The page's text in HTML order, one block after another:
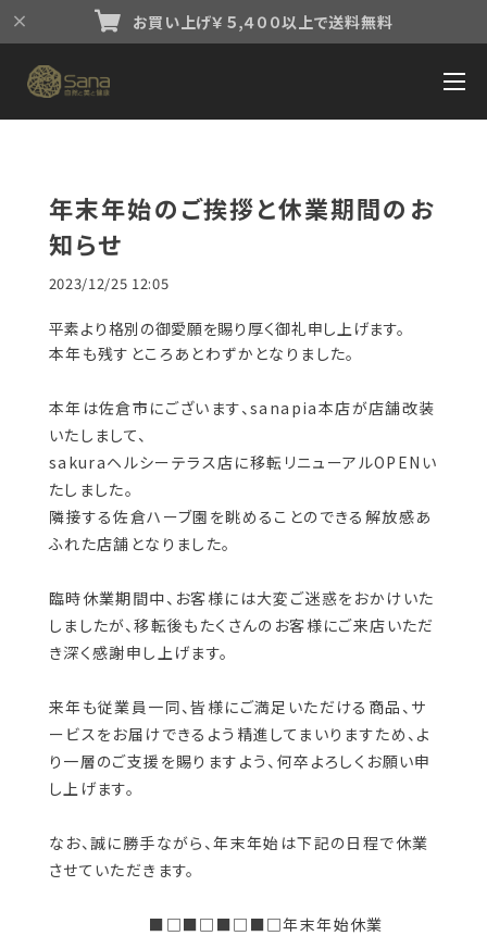
お買い上げ￥５,４００以上で送料無料
年末年始のご挨拶と休業期間のお
知らせ
2023/12/25 12:05
平素より格別の御愛願を賜り厚く御礼申し上げます。
本年も残すところあとわずかとなりました。
本年は佐倉市にございます、sanapia本店が店舗改装
いたしまして、
sakuraヘルシーテラス店に移転リニューアルOPENい
たしました。
隣接する佐倉ハーブ園を眺めることのできる解放感あ
ふれた店舗となりました。
臨時休業期間中、お客様には大変ご迷惑をおかけいた
しましたが、移転後もたくさんのお客様にご来店いただ
き深く感謝申し上げます。
来年も従業員一同、皆様にご満足いただける商品、サ
ービスをお届けできるよう精進してまいりますため、よ
り一層のご支援を賜りますよう、何卒よろしくお願い申
し上げます。
なお、誠に勝手ながら、年末年始は下記の日程で休業
させていただきます。
■□■□■□■□年末年始休業